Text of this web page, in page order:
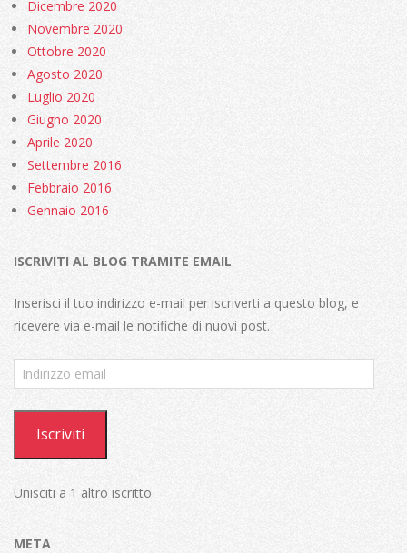
Dicembre 2020
Novembre 2020
Ottobre 2020
Agosto 2020
Luglio 2020
Giugno 2020
Aprile 2020
Settembre 2016
Febbraio 2016
Gennaio 2016
ISCRIVITI AL BLOG TRAMITE EMAIL
Inserisci il tuo indirizzo e-mail per iscriverti a questo blog, e
ricevere via e-mail le notifiche di nuovi post.
Indirizzo
email
Iscriviti
Unisciti a 1 altro iscritto
META